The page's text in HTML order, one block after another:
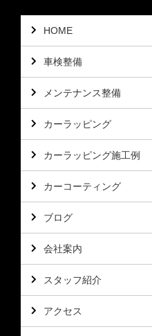
HOME
車検整備
メンテナンス整備
カーラッピング
カーラッピング施工例
カーコーティング
ブログ
会社案内
スタッフ紹介
アクセス